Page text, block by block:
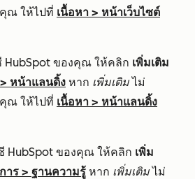
ณ ให้ไปที่ เนื้อหา > หน้าเว็บไซต์
HubSpot ของคุณ ให้คลิก เพิ่มเติม
> หน้าแลนดิ้ง หาก เพิ่มเติมไม่
ณ ให้ไปที่ เนื้อหา > หน้าแลนดิ้ง
HubSpot ของคุณ ให้คลิก เพิ่ม
าร > ฐานความรู้ หาก เพิ่มเติมไม่